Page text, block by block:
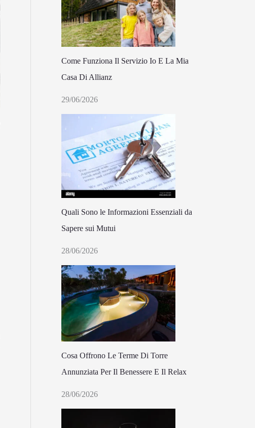
Come Funziona Il Servizio Io E La Mia
Casa Di Allianz
29/06/2026
Quali Sono le Informazioni Essenziali da
Sapere sui Mutui
28/06/2026
Cosa Offrono Le Terme Di Torre
Annunziata Per Il Benessere E Il Relax
28/06/2026